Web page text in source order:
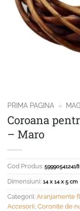
PRIMA PAGINA »
Coroana
– Maro
Cod Produs:
Dimensiuni: 14 x 14 x 5 cm
Categorii: Aranjamente
Accesorii Coronite de